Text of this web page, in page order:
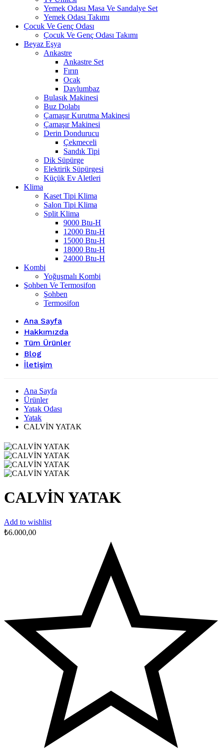
Yemek Odası Masa Ve Sandalye Set
Yemek Odası Takımı
Çocuk Ve Genç Odası
Çocuk Ve Genç Odası Takımı
Beyaz Eşya
Ankastre
Ankastre Set
Fırın
Ocak
Davlumbaz
Bulasık Makinesi
Buz Dolabı
Çamaşır Kurutma Makinesi
Çamaşır Makinesi
Derin Dondurucu
Çekmeceli
Sandık Tipi
Dik Süpürge
Elektirik Süpürgesi
Küçük Ev Aletleri
Klima
Kaset Tipi Klima
Salon Tipi Klima
Split Klima
9000 Btu-H
12000 Btu-H
15000 Btu-H
18000 Btu-H
24000 Btu-H
Kombi
Yoğuşmalı Kombi
Şohben Ve Termosifon
Şohben
Termosifon
Ana Sayfa
Hakkımızda
Tüm Ürünler
Blog
İletişim
Ana Sayfa
Ürünler
Yatak Odası
Yatak
CALVİN YATAK
CALVİN YATAK
Add to wishlist
₺6.000,00